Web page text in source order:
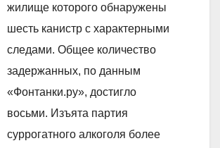
жилище которого обнаружены
шесть канистр с характерными
следами. Общее количество
задержанных, по данным
«Фонтанки.ру», достигло
восьми. Изъята партия
суррогатного алкоголя более